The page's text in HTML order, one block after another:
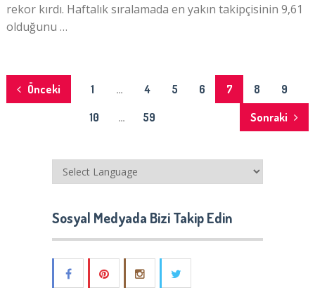
rekor kırdı. Haftalık sıralamada en yakın takipçisinin 9,61
olduğunu …
Yazı
Önceki 1 … 4 5 6 7 8
9
10
… 59 Sonraki
Sosyal Medyada Bizi Takip Edin